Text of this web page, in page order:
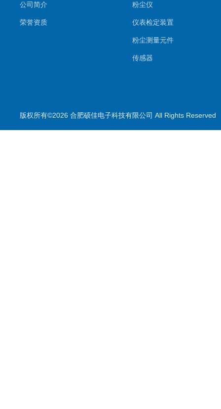
公司简介
荣誉资质
粉尘仪
仪表检定装置
粉尘测量元件
传感器
气体检测仪
测量仪
版权所有©2026 合肥硕佳电子科技有限公司 All Rights